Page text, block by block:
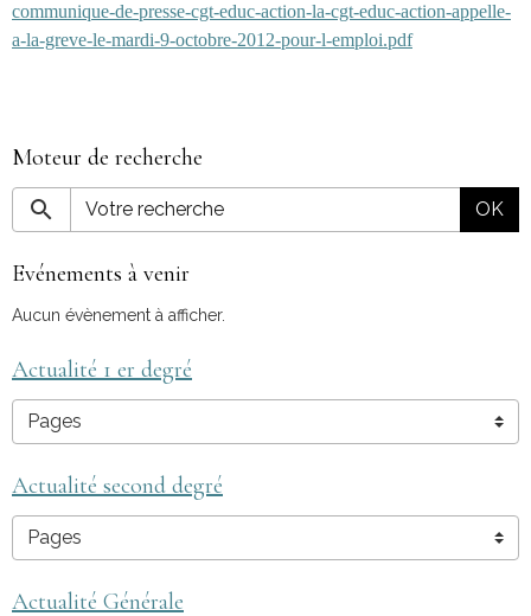
communique-de-presse-cgt-educ-action-la-cgt-educ-action-appelle-
a-la-greve-le-mardi-9-octobre-2012-pour-l-emploi.pdf
Moteur de recherche
OK
Evénements à venir
Aucun évènement à afficher.
Actualité 1 er degré
Actualité second degré
Actualité Générale